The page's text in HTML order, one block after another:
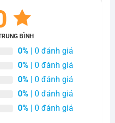
BÌNH
0% | 0 đánh giá
0% | 0 đánh giá
0% | 0 đánh giá
0% | 0 đánh giá
0% | 0 đánh giá